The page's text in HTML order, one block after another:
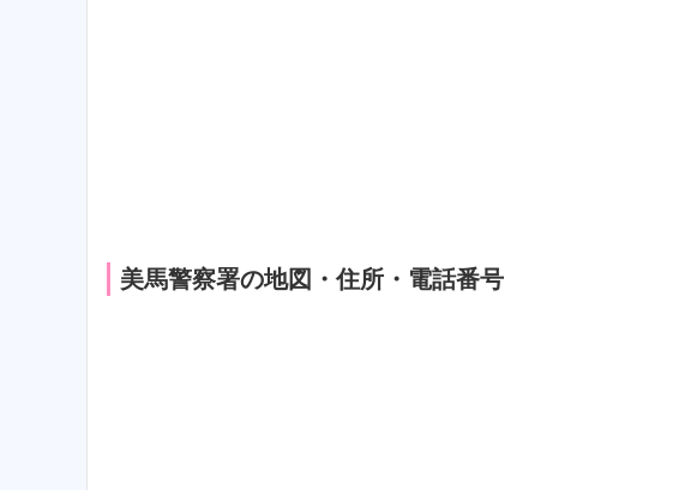
美馬警察署の地図・住所・電話番号